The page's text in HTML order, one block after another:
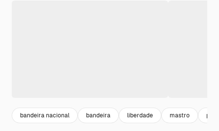
bandeira nacional bandeira liberdade mastro